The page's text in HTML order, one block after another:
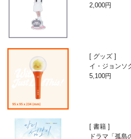
nniversary
2,000円
グッズ
イ・ジョンソ
ィック
5,100円
書籍
ドラマ「孤島